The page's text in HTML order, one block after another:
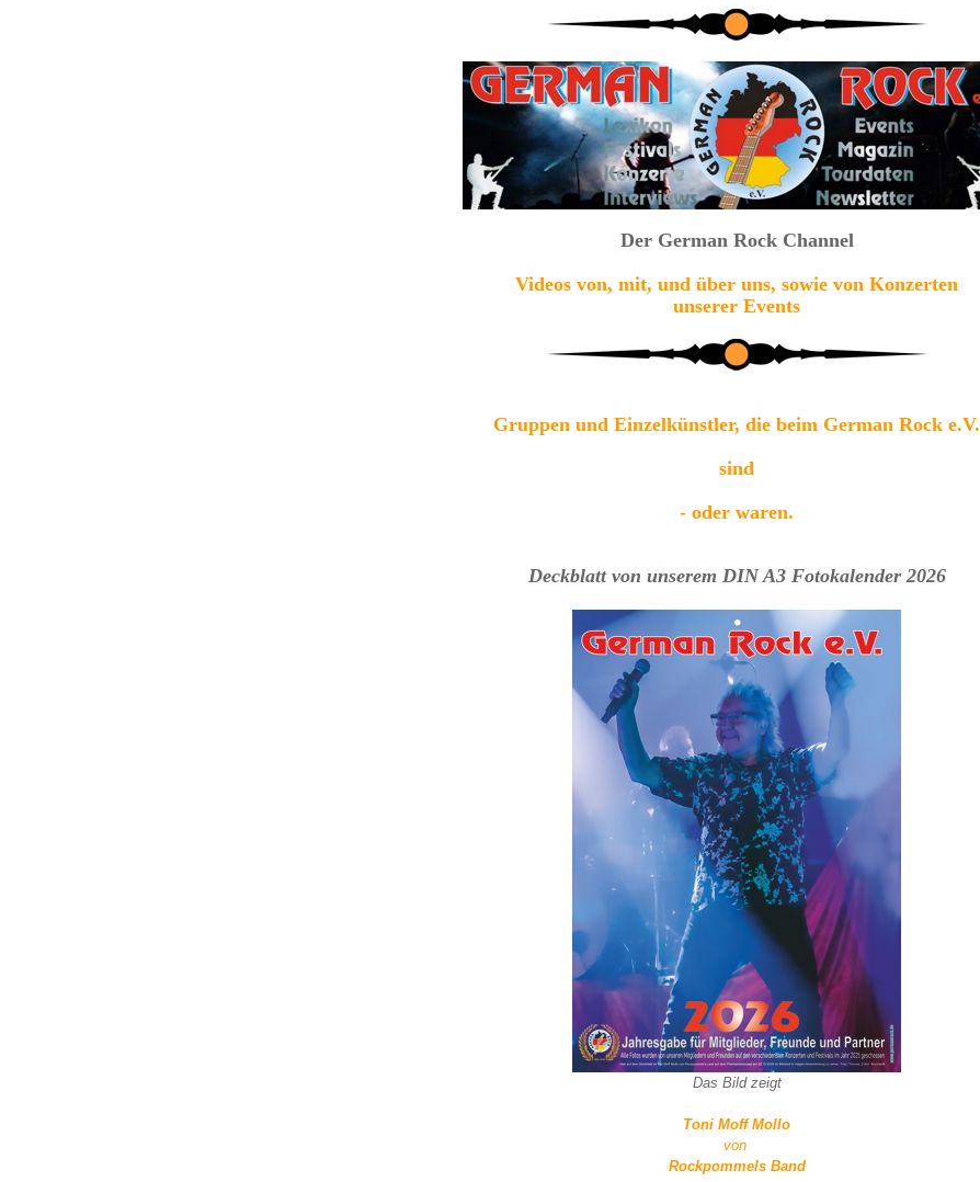
Der German Rock Channel
Videos von, mit, und über uns, sowie von Konzerten
unserer Events
Gruppen und Einzelkünstler, die beim German Rock e.V.
sind
- oder waren.
Deckblatt von unserem DIN A3 Fotokalender 2026
Das Bild zeigt
Toni Moff Mollo
von
Rockpommels Band